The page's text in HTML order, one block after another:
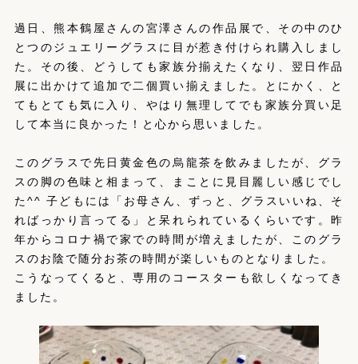
過日、熊本鶴屋さんの宮澤さんの作品展で、その中のひ
とつのジュエリーグラスに目が惹き付けられ購入しまし
た。その後、どうしても家族分揃えたくなり、翌日作品
展に出かけて追加で二個買い揃えました。とにかく、と
てもとても気に入り、やはり無理してでも家族分買い足
して本当に良かった！と心から思いました。
このグラスで先日黄金色の烏龍茶を飲みましたが、グラ
スの脚の色味と相まって、まことに見目麗しい感じでし
た^^ 子どもには「お母さん、ずっと、グラスいいね、そ
ればっかり言ってる」と呆れられているくらいです。昨
年からコロナ禍で家での時間が増えましたが、このグラ
スのお陰で随分お茶の時間が楽しいものとなりました。
こうなってくると、専用のコースターも欲しくなってき
ました。